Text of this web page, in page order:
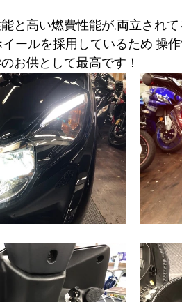
と高い燃費性能が,両立され
ールを採用しているため 操
お供として最高です！